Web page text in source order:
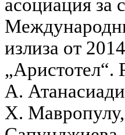
асоциация за
излиза от
„Аристотел“.
А.
Х.